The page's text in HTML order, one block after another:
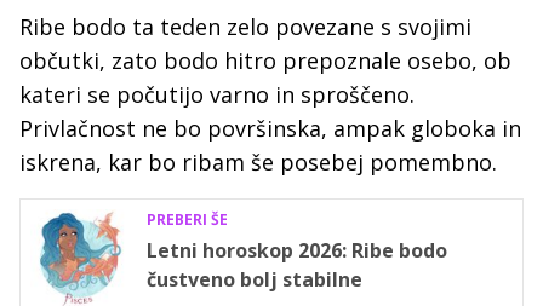
Ribe bodo ta teden zelo povezane s svojimi
občutki, zato bodo hitro prepoznale osebo, ob
kateri se počutijo varno in sproščeno.
Privlačnost ne bo površinska, ampak globoka in
iskrena, kar bo ribam še posebej pomembno.
PREBERI ŠE
Letni horoskop 2026: Ribe bodo
čustveno bolj stabilne